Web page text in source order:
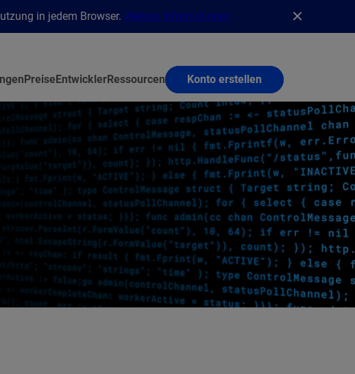
in jedem Browser. Weitere Informationen
PreiseEntwicklerRessourcen Konto erstellen